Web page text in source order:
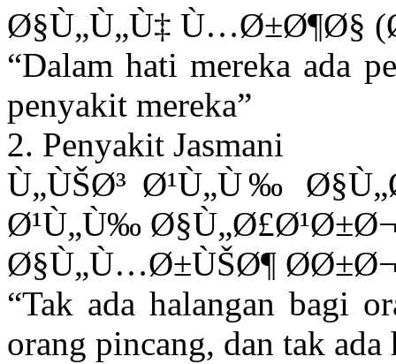
Ø§Ù„Ù„Ù‡ Ù…Ø±Ø¶Ø§
“Dalam hati mereka ada
penyakit mereka”
2. Penyakit Jasmani
Ù„ÙŠØ³ Ø¹Ù„Ù‰
Ø¹Ù„Ù‰
Ø§Ù„Ù…Ø±ÙŠØ¶ Ø­Ø±Ø¬
“Tak ada halangan bagi
orang pincang, dan tak